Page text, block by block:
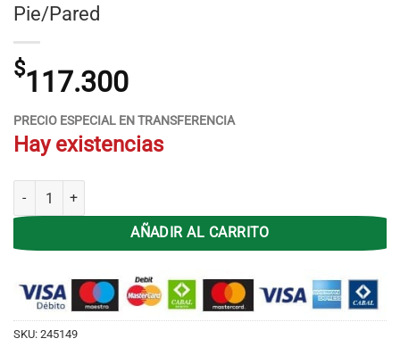
Pie/Pared
$117.300
PRECIO ESPECIAL EN TRANSFERENCIA
Hay existencias
Panel Vidrio Liliana Hotglass PPV-300 Pie/Pared cantidad
AÑADIR AL CARRITO
SKU: 245149